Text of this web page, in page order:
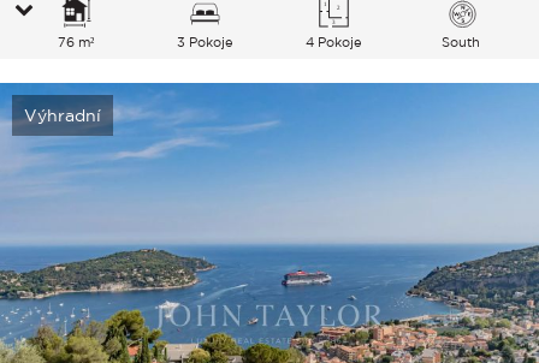
76 m² 3 Pokoje 4 Pokoje South
Výhradní